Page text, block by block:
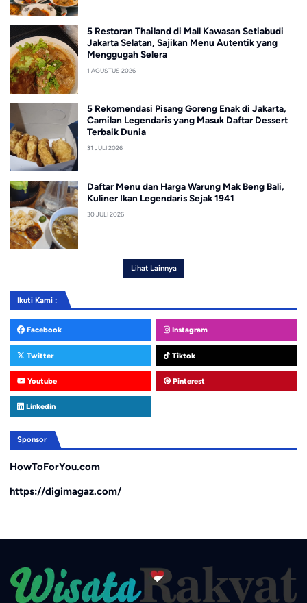
5 Restoran Thailand di Mall Kawasan Setiabudi
Jakarta Selatan, Sajikan Menu Autentik yang
Menggugah Selera
1 AGUSTUS 2026
5 Rekomendasi Pisang Goreng Enak di Jakarta,
Camilan Legendaris yang Masuk Daftar Dessert
Terbaik Dunia
31 JULI 2026
Daftar Menu dan Harga Warung Mak Beng Bali,
Kuliner Ikan Legendaris Sejak 1941
30 JULI 2026
Lihat Lainnya
Ikuti Kami :
Facebook Instagram
Twitter Tiktok
Youtube Pinterest
Linkedin
Sponsor
HowToForYou.com
https://digimagaz.com/